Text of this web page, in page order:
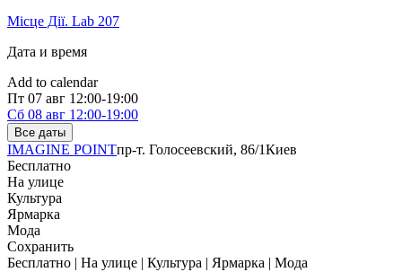
Місце Дії. Lab 207
Дата и время
Add to calendar
Пт 07 авг 12:00-19:00
Сб 08 авг 12:00-19:00
Все даты
IMAGINE POINTпр-т. Голосеевский, 86/1Киев
Бесплатно
На улице
Культура
Ярмарка
Мода
Сохранить
Бесплатно | На улице | Культура | Ярмарка | Мода